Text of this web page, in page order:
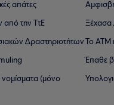
απάτες
από την ΤτΕ
∆ραστηριοτήτων
νομίσματα (μόνο
Ξέχασα
Το ΑΤΜ
Έπαθε